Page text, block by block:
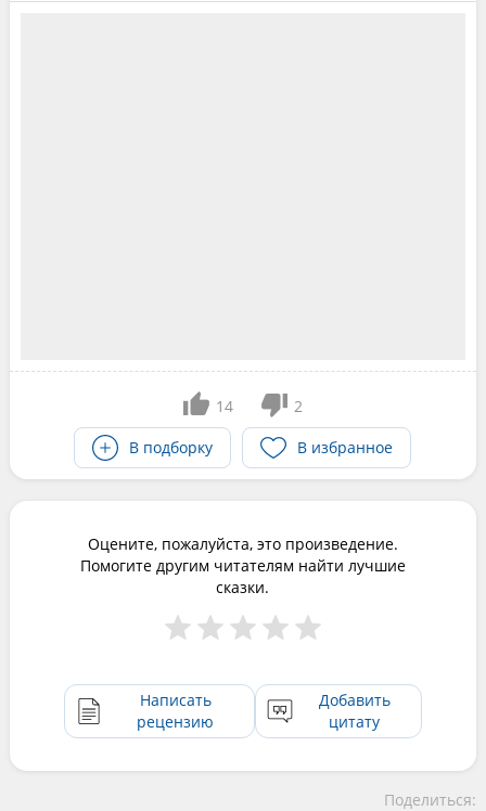
14
2
В подборку
В избранное
Оцените, пожалуйста, это произведение.
Помогите другим читателям найти лучшие
сказки.
Написать
рецензию
Добавить
цитату
Поделиться: